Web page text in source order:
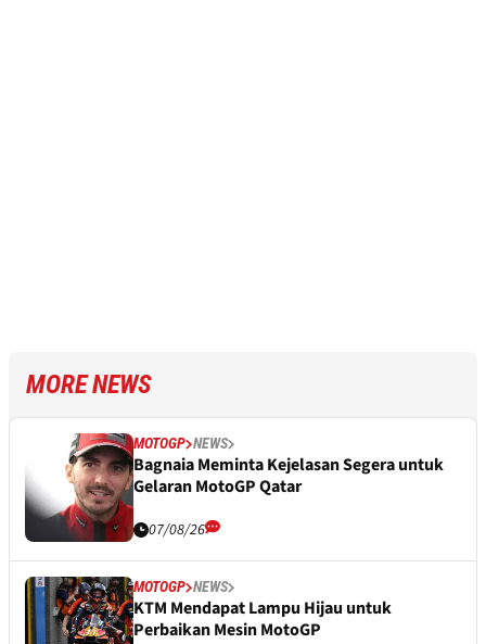
MORE NEWS
MOTOGP NEWS
Bagnaia Meminta Kejelasan Segera untuk
Gelaran MotoGP Qatar
07/08/26
MOTOGP NEWS
KTM Mendapat Lampu Hijau untuk
Perbaikan Mesin MotoGP